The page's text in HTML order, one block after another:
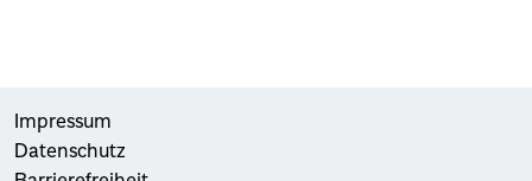
Impressum
Datenschutz